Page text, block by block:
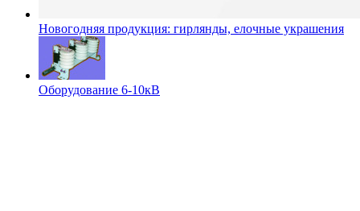
Новогодняя продукция: гирлянды, елочные украшения
Оборудование 6-10кВ